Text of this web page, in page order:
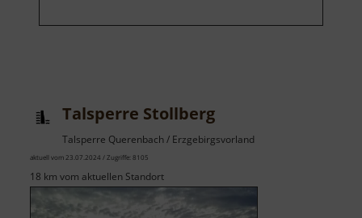
Talsperre Stollberg
Talsperre Querenbach / Erzgebirgsvorland
aktuell vom 23.07.2024 / Zugriffe: 8105
18 km vom aktuellen Standort